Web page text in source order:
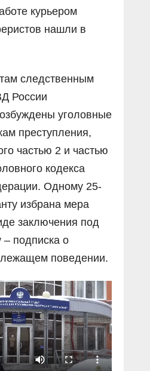
курьером
нашли в
следственным
России
уголовные
преступления,
частью 2 и частью
кодекса
Одному 25-
избрана мера
заключения под
– подписка о
поведении.